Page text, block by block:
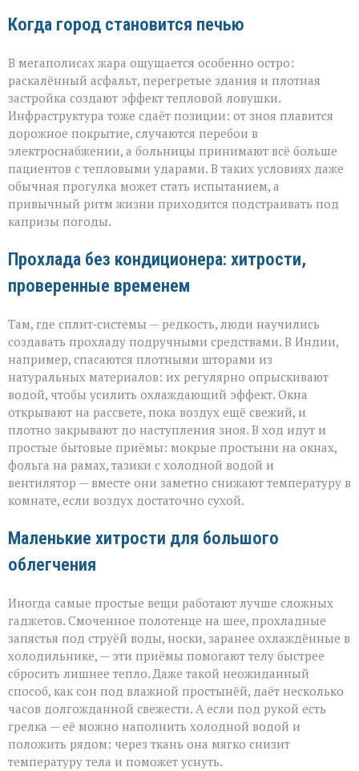
Когда город становится печью
В мегаполисах жара ощущается особенно остро:
раскалённый асфальт, перегретые здания и плотная
застройка создают эффект тепловой ловушки.
Инфраструктура тоже сдаёт позиции: от зноя плавится
дорожное покрытие, случаются перебои в
электроснабжении, а больницы принимают всё больше
пациентов с тепловыми ударами. В таких условиях даже
обычная прогулка может стать испытанием, а
привычный ритм жизни приходится подстраивать под
капризы погоды.
Прохлада без кондиционера: хитрости,
проверенные временем
Там, где сплит‑системы — редкость, люди научились
создавать прохладу подручными средствами. В Индии,
например, спасаются плотными шторами из
натуральных материалов: их регулярно опрыскивают
водой, чтобы усилить охлаждающий эффект. Окна
открывают на рассвете, пока воздух ещё свежий, и
плотно закрывают до наступления зноя. В ход идут и
простые бытовые приёмы: мокрые простыни на окнах,
фольга на рамах, тазики с холодной водой и
вентилятор — вместе они заметно снижают температуру в
комнате, если воздух достаточно сухой.
Маленькие хитрости для большого
облегчения
Иногда самые простые вещи работают лучше сложных
гаджетов. Смоченное полотенце на шее, прохладные
запястья под струёй воды, носки, заранее охлаждённые в
холодильнике, — эти приёмы помогают телу быстрее
сбросить лишнее тепло. Даже такой неожиданный
способ, как сон под влажной простынёй, даёт несколько
часов долгожданной свежести. А если под рукой есть
грелка — её можно наполнить холодной водой и
положить рядом: через ткань она мягко снизит
температуру тела и поможет уснуть.